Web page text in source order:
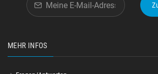
MEHR INFOS